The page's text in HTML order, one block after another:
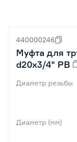
440000246
Муфта для
d20x3/4" РВ
Диаметр резьбы
Диаметр (мм)